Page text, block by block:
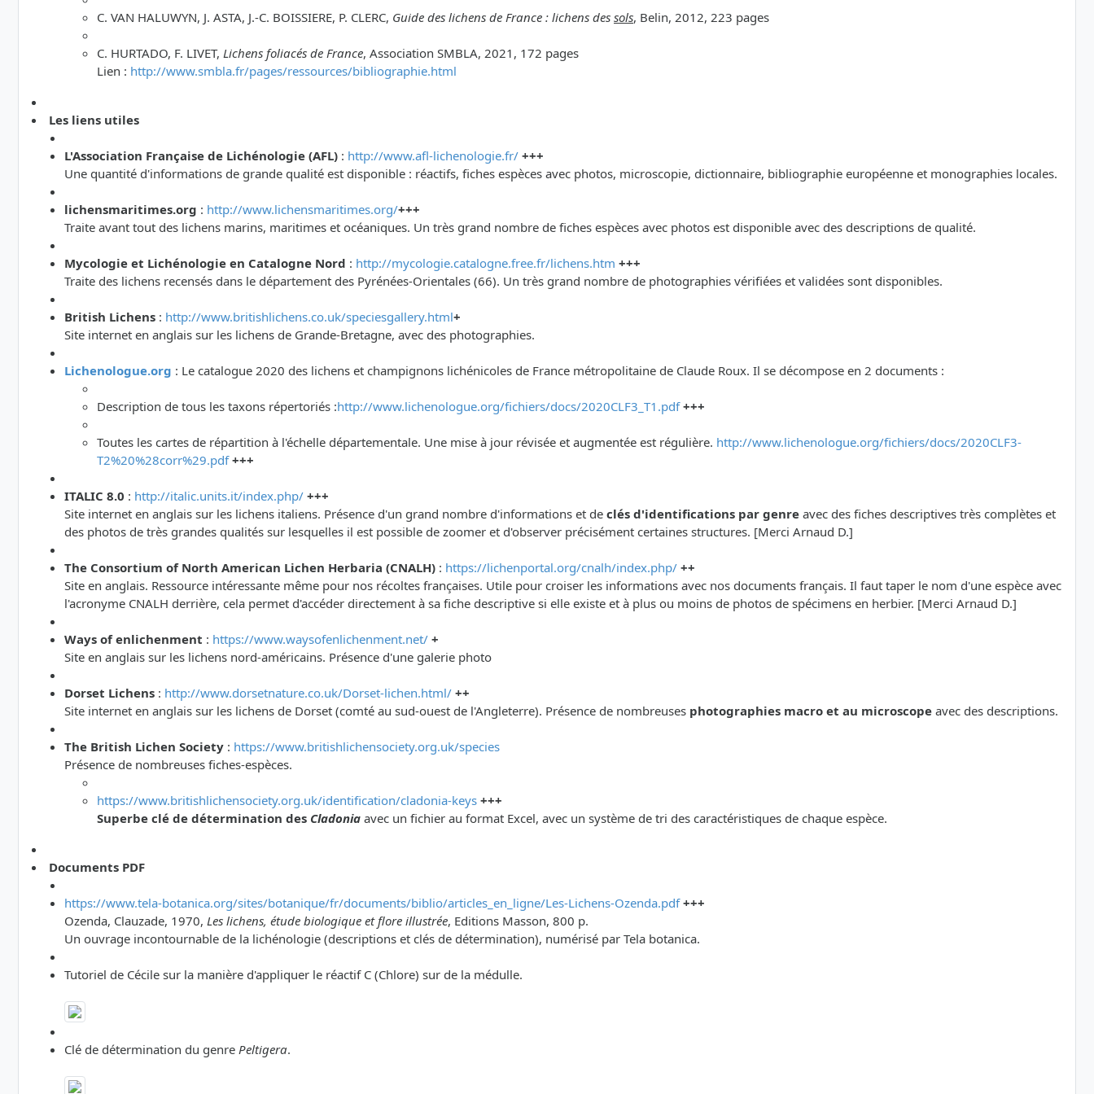
C. VAN HALUWYN, J. ASTA, J.-C. BOISSIERE, P. CLERC, Guide des lichens de France : lichens des sols, Belin, 2012, 223 pages
C. HURTADO, F. LIVET, Lichens foliacés de France, Association SMBLA, 2021, 172 pages
Lien : http://www.smbla.fr/pages/ressources/bibliographie.html
Les liens utiles
L'Association Française de Lichénologie (AFL) : http://www.afl-lichenologie.fr/ +++
Une quantité d'informations de grande qualité est disponible : réactifs, fiches espèces avec photos, microscopie, dictionnaire, bibliographie européenne et monographies locales.
lichensmaritimes.org : http://www.lichensmaritimes.org/+++
Traite avant tout des lichens marins, maritimes et océaniques. Un très grand nombre de fiches espèces avec photos est disponible avec des descriptions de qualité.
Mycologie et Lichénologie en Catalogne Nord : http://mycologie.catalogne.free.fr/lichens.htm +++
Traite des lichens recensés dans le département des Pyrénées-Orientales (66). Un très grand nombre de photographies vérifiées et validées sont disponibles.
British Lichens : http://www.britishlichens.co.uk/speciesgallery.html+
Site internet en anglais sur les lichens de Grande-Bretagne, avec des photographies.
Lichenologue.org : Le catalogue 2020 des lichens et champignons lichénicoles de France métropolitaine de Claude Roux. Il se décompose en 2 documents :
Description de tous les taxons répertoriés :http://www.lichenologue.org/fichiers/docs/2020CLF3_T1.pdf +++
Toutes les cartes de répartition à l'échelle départementale. Une mise à jour révisée et augmentée est régulière. http://www.lichenologue.org/fichiers/docs/2020CLF3-
T2%20%28corr%29.pdf +++
ITALIC 8.0 : http://italic.units.it/index.php/ +++
Site internet en anglais sur les lichens italiens. Présence d'un grand nombre d'informations et de clés d'identifications par genre avec des fiches descriptives très complètes et
des photos de très grandes qualités sur lesquelles il est possible de zoomer et d'observer précisément certaines structures. [Merci Arnaud D.]
The Consortium of North American Lichen Herbaria (CNALH) : https://lichenportal.org/cnalh/index.php/ ++
Site en anglais. Ressource intéressante même pour nos récoltes françaises. Utile pour croiser les informations avec nos documents français. Il faut taper le nom d'une espèce avec
l'acronyme CNALH derrière, cela permet d'accéder directement à sa fiche descriptive si elle existe et à plus ou moins de photos de spécimens en herbier. [Merci Arnaud D.]
Ways of enlichenment : https://www.waysofenlichenment.net/ +
Site en anglais sur les lichens nord-américains. Présence d'une galerie photo
Dorset Lichens : http://www.dorsetnature.co.uk/Dorset-lichen.html/ ++
Site internet en anglais sur les lichens de Dorset (comté au sud-ouest de l'Angleterre). Présence de nombreuses photographies macro et au microscope avec des descriptions.
The British Lichen Society : https://www.britishlichensociety.org.uk/species
Présence de nombreuses fiches-espèces.
https://www.britishlichensociety.org.uk/identification/cladonia-keys +++
Superbe clé de détermination des Cladonia avec un fichier au format Excel, avec un système de tri des caractéristiques de chaque espèce.
Documents PDF
https://www.tela-botanica.org/sites/botanique/fr/documents/biblio/articles_en_ligne/Les-Lichens-Ozenda.pdf +++
Ozenda, Clauzade, 1970, Les lichens, étude biologique et flore illustrée, Editions Masson, 800 p.
Un ouvrage incontournable de la lichénologie (descriptions et clés de détermination), numérisé par Tela botanica.
Tutoriel de Cécile sur la manière d'appliquer le réactif C (Chlore) sur de la médulle.
Clé de détermination du genre Peltigera.